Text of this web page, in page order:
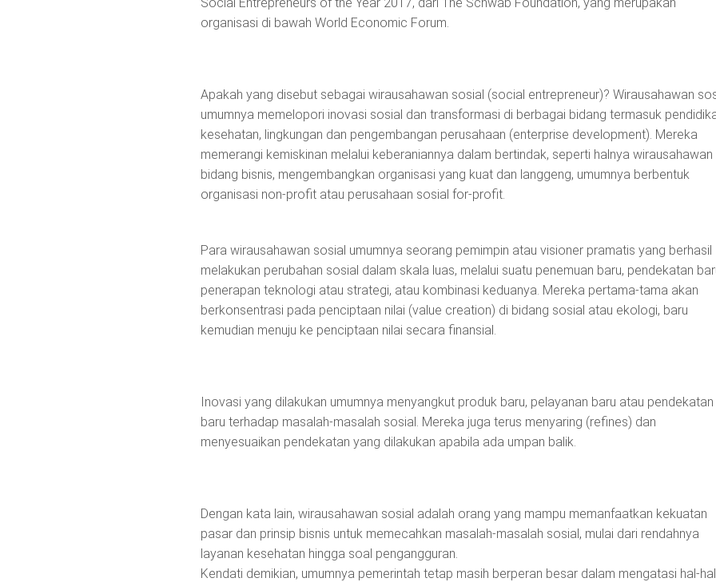
organisasi di bawah World Economic Forum.
Apakah yang disebut sebagai wirausahawan sosial (social entrepreneur)? Wirausahawan
umumnya memelopori inovasi sosial dan transformasi di berbagai bidang termasuk
kesehatan, lingkungan dan pengembangan perusahaan (enterprise development). Mereka
memerangi kemiskinan melalui keberaniannya dalam bertindak, seperti halnya wirausahawan
bidang bisnis, mengembangkan organisasi yang kuat dan langgeng, umumnya berbentuk
organisasi non-profit atau perusahaan sosial for-profit.
Para wirausahawan sosial umumnya seorang pemimpin atau visioner pramatis yang berhasil
melakukan perubahan sosial dalam skala luas, melalui suatu penemuan baru, pendekatan
penerapan teknologi atau strategi, atau kombinasi keduanya. Mereka pertama-tama akan
berkonsentrasi pada penciptaan nilai (value creation) di bidang sosial atau ekologi, baru
kemudian menuju ke penciptaan nilai secara finansial.
Inovasi yang dilakukan umumnya menyangkut produk baru, pelayanan baru atau pendekatan
baru terhadap masalah-masalah sosial. Mereka juga terus menyaring (refines) dan
menyesuaikan pendekatan yang dilakukan apabila ada umpan balik.
Dengan kata lain, wirausahawan sosial adalah orang yang mampu memanfaatkan kekuatan
pasar dan prinsip bisnis untuk memecahkan masalah-masalah sosial, mulai dari rendahnya
layanan kesehatan hingga soal pengangguran.
Kendati demikian, umumnya pemerintah tetap masih berperan besar dalam mengatasi hal-hal